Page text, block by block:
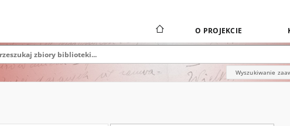
O PROJEKCIE
Wyszukiwanie